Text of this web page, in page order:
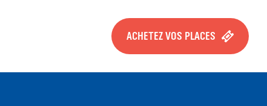
ACHETEZ VOS PLACES